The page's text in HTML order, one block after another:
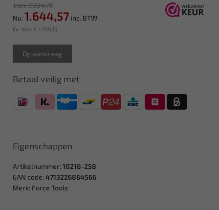
Van: 1.934,79
Nu: 1.644,57 inc. BTW
Ex. btw: € 1.359,15
Op aanvraag
Betaal veilig met
Eigenschappen
Artikelnummer: 10218-258
EAN code: 4713226864566
Merk: Force Tools